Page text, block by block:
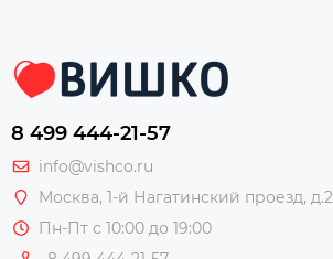
8 499 444-21-57
info@vishco.ru
Москва, 1-й Нагатинский проезд, д.2
Пн-Пт с 10:00 до 19:00